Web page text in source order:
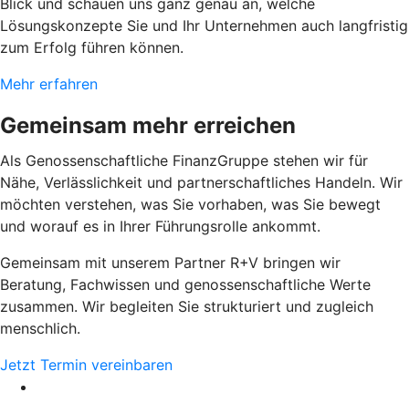
Lösungskonzepte Sie und Ihr Unternehmen auch langfristig
zum Erfolg führen können.
Mehr erfahren
Gemeinsam mehr erreichen
Als Genossenschaftliche FinanzGruppe stehen wir für
Nähe, Verlässlichkeit und partnerschaftliches Handeln. Wir
möchten verstehen, was Sie vorhaben, was Sie bewegt
und worauf es in Ihrer Führungsrolle ankommt.
Gemeinsam mit unserem Partner R+V bringen wir
Beratung, Fachwissen und genossenschaftliche Werte
zusammen. Wir begleiten Sie strukturiert und zugleich
menschlich.
Jetzt Termin vereinbaren